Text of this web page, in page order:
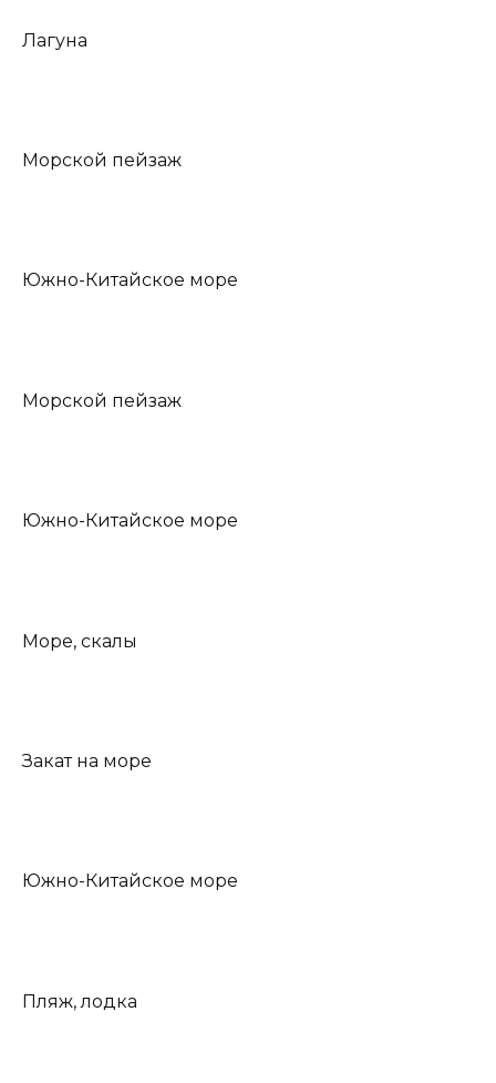
Лагуна
Морской пейзаж
Южно-Китайское море
Морской пейзаж
Южно-Китайское море
Море, скалы
Закат на море
Южно-Китайское море
Пляж, лодка